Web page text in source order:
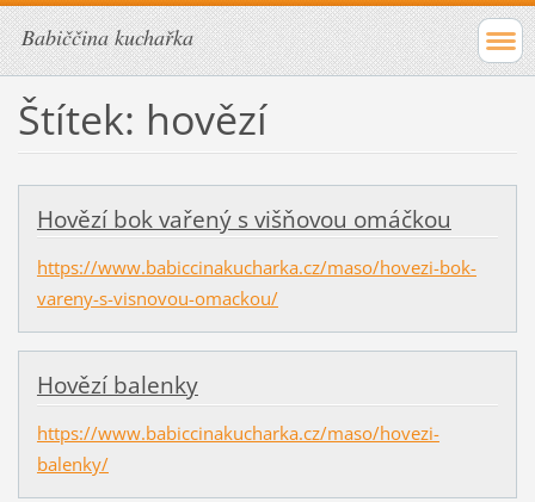
Babiččina kuchařka
Štítek: hovězí
Hovězí bok vařený s višňovou omáčkou
https://www.babiccinakucharka.cz/maso/hovezi-bok-
vareny-s-visnovou-omackou/
Hovězí balenky
https://www.babiccinakucharka.cz/maso/hovezi-
balenky/